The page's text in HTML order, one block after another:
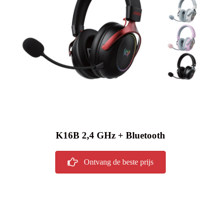
K16B 2,4 GHz + Bluetooth
Ontvang de beste prijs